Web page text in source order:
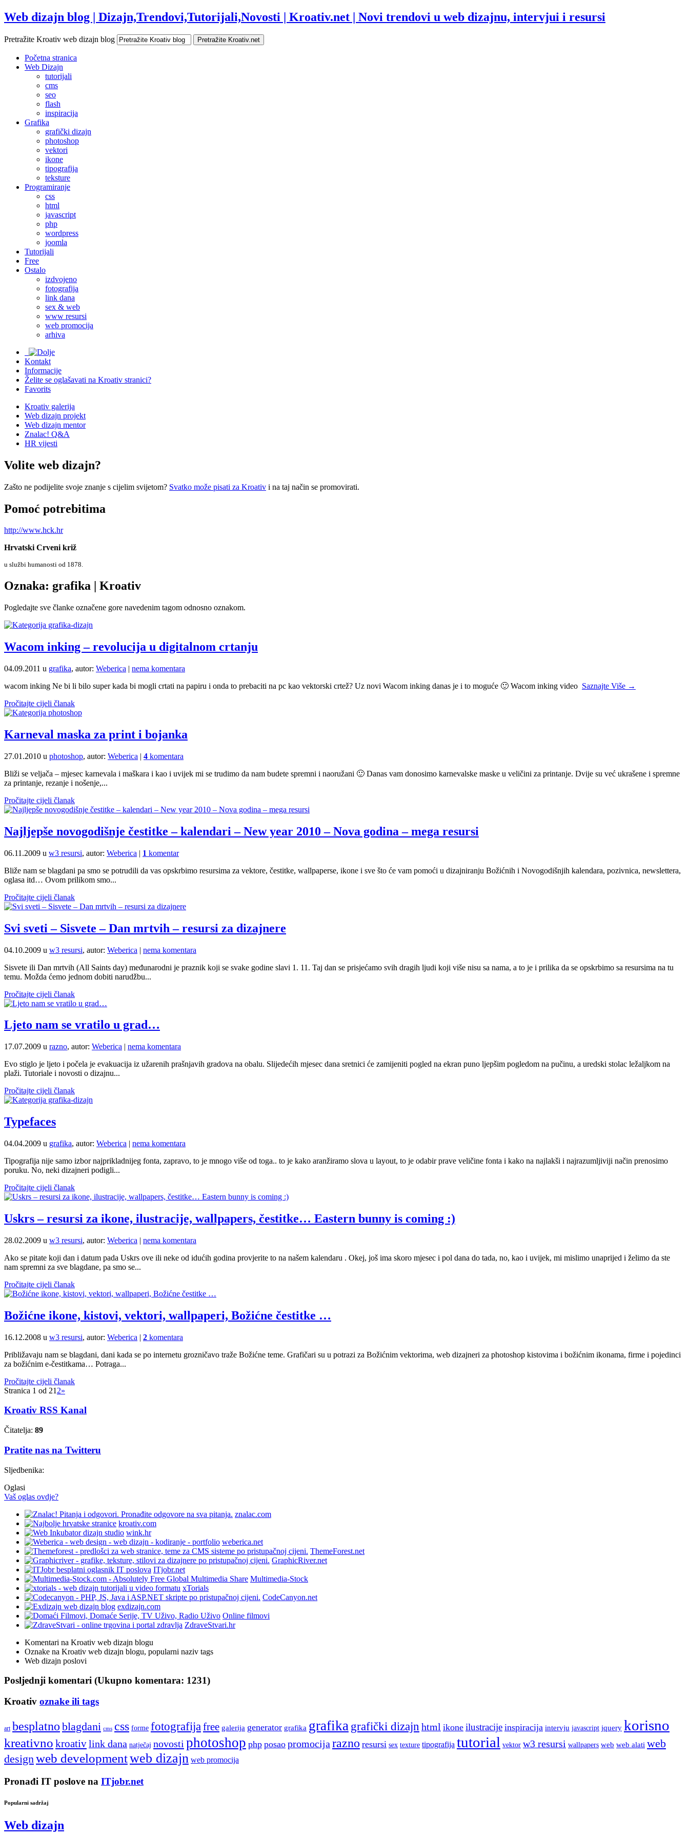
Web dizajn blog | Dizajn,Trendovi,Tutorijali,Novosti | Kroativ.net | Novi trendovi u web dizajnu, intervjui i resursi
Pretražite Kroativ web dizajn blog
Početna stranica
Web Dizajn
tutorijali
cms
seo
flash
inspiracija
Grafika
grafički dizajn
photoshop
vektori
ikone
tipografija
teksture
Programiranje
css
html
javascript
php
wordpress
joomla
Tutorijali
Free
Ostalo
izdvojeno
fotografija
link dana
sex & web
www resursi
web promocija
arhiva
Kontakt
Informacije
Želite se oglašavati na Kroativ stranici?
Favorits
Kroativ galerija
Web dizajn projekt
Web dizajn mentor
Znalac! Q&A
HR vijesti
Volite web dizajn?
Zašto ne podijelite svoje znanje s cijelim svijetom? Svatko može pisati za Kroativ i na taj način se promovirati.
Pomoć potrebitima
http://www.hck.hr
Hrvatski Crveni križ
u službi humanosti od 1878.
Oznaka: grafika | Kroativ
Pogledajte sve članke označene gore navedenim tagom odnosno oznakom.
Wacom inking – revolucija u digitalnom crtanju
04.09.2011 u grafika, autor: Weberica | nema komentara
wacom inking Ne bi li bilo super kada bi mogli crtati na papiru i onda to prebaciti na pc kao vektorski crtež? Uz novi Wacom inking danas je i to moguće 🙂 Wacom inking video Saznajte Više →
Pročitajte cijeli članak
Karneval maska za print i bojanka
27.01.2010 u photoshop, autor: Weberica | 4 komentara
Bliži se veljača – mjesec karnevala i maškara i kao i uvijek mi se trudimo da nam budete spremni i naoružani 🙂 Danas vam donosimo karnevalske maske u veličini za printanje. Dvije su već ukrašene i spremne
za printanje, rezanje i nošenje,...
Pročitajte cijeli članak
Najljepše novogodišnje čestitke – kalendari – New year 2010 – Nova godina – mega resursi
06.11.2009 u w3 resursi, autor: Weberica | 1 komentar
Bliže nam se blagdani pa smo se potrudili da vas opskrbimo resursima za vektore, čestitke, wallpaperse, ikone i sve što će vam pomoći u dizajniranju Božićnih i Novogodišnjih kalendara, pozivnica, newslettera,
oglasa itd… Ovom prilikom smo...
Pročitajte cijeli članak
Svi sveti – Sisvete – Dan mrtvih – resursi za dizajnere
04.10.2009 u w3 resursi, autor: Weberica | nema komentara
Sisvete ili Dan mrtvih (All Saints day) međunarodni je praznik koji se svake godine slavi 1. 11. Taj dan se prisjećamo svih dragih ljudi koji više nisu sa nama, a to je i prilika da se opskrbimo sa resursima na tu
temu. Možda ćemo jednom dobiti narudžbu...
Pročitajte cijeli članak
Ljeto nam se vratilo u grad…
17.07.2009 u razno, autor: Weberica | nema komentara
Evo stiglo je ljeto i počela je evakuacija iz užarenih prašnjavih gradova na obalu. Slijedećih mjesec dana sretnici će zamijeniti pogled na ekran puno ljepšim pogledom na pučinu, a uredski stolac ležaljkom na
plaži. Tutoriale i novosti o dizajnu...
Pročitajte cijeli članak
Typefaces
04.04.2009 u grafika, autor: Weberica | nema komentara
Tipografija nije samo izbor najprikladnijeg fonta, zapravo, to je mnogo više od toga.. to je kako aranžiramo slova u layout, to je odabir prave veličine fonta i kako na najlakši i najrazumljiviji način prenosimo
poruku. No, neki dizajneri podigli...
Pročitajte cijeli članak
Uskrs – resursi za ikone, ilustracije, wallpapers, čestitke… Eastern bunny is coming :)
28.02.2009 u w3 resursi, autor: Weberica | nema komentara
Ako se pitate koji dan i datum pada Uskrs ove ili neke od idućih godina provjerite to na našem kalendaru . Okej, još ima skoro mjesec i pol dana do tada, no, kao i uvijek, mi mislimo unaprijed i želimo da ste
nam spremni za sve blagdane, pa smo se...
Pročitajte cijeli članak
Božićne ikone, kistovi, vektori, wallpaperi, Božićne čestitke …
16.12.2008 u w3 resursi, autor: Weberica | 2 komentara
Približavaju nam se blagdani, dani kada se po internetu grozničavo traže Božićne teme. Grafičari su u potrazi za Božićnim vektorima, web dizajneri za photoshop kistovima i božićnim ikonama, firme i pojedinci
za božićnim e-čestitkama… Potraga...
Pročitajte cijeli članak
Stranica 1 od 21 2»
Kroativ RSS Kanal
Čitatelja: 89
Pratite nas na Twitteru
Sljedbenika:
Oglasi
Vaš oglas ovdje?
znalac.com
kroativ.com
wink.hr
weberica.net
ThemeForest.net
GraphicRiver.net
ITjobr.net
Multimedia-Stock
xTorials
CodeCanyon.net
exdizajn.com
Online filmovi
ZdraveStvari.hr
Komentari na Kroativ web dizajn blogu
Oznake na Kroativ web dizajn blogu, popularni naziv tags
Web dizajn poslovi
Posljednji komentari (Ukupno komentara: 1231)
Kroativ oznake ili tags
art besplatno blagdani cms css forme fotografija free galerija generator grafika grafika grafički dizajn html ikone ilustracije inspiracija intervju javascript jquery korisno
kreativno kroativlink dana natječaj novosti photoshop php posao promocija razno resursi sex texture tipografija tutorial vektor w3 resursi wallpapers web web alati web
design web developmentweb dizajn web promocija
Pronađi IT poslove na ITjobr.net
Popularni sadržaj
Web dizajn